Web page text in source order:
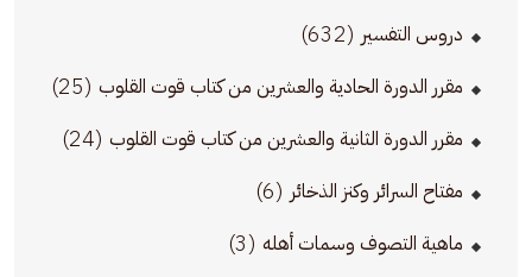
دروس التفسير (632)
مقرر الدورة الحادية والعشرين من كتاب قوت القلوب (25)
مقرر الدورة الثانية والعشرين من كتاب قوت القلوب (24)
مفتاح السرائر وكنز الذخائر (6)
ماهية التصوف وسمات أهله (3)